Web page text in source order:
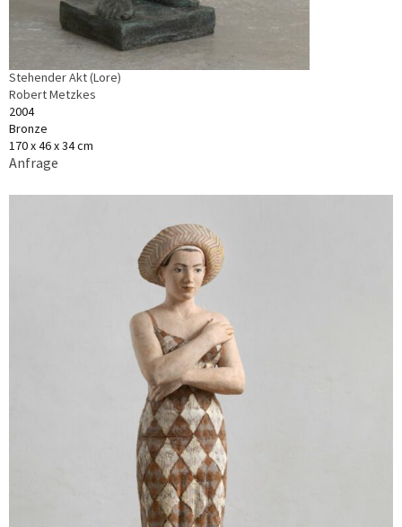
Stehender Akt (Lore)
Robert Metzkes
2004
Bronze
170 x 46 x 34 cm
Anfrage